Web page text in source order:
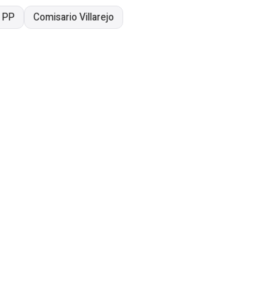
PP Comisario Villarejo